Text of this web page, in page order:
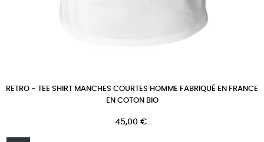
RETRO - TEE SHIRT MANCHES COURTES HOMME FABRIQUÉ EN FRANCE
EN COTON BIO
Prix
45,00 €